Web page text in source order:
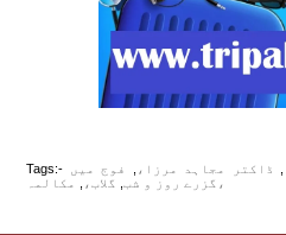
Tags:- ڈاکتر مجاہد مرزا،
فوج میں
گزرے روز و شب
گلاب، مکالمہ،